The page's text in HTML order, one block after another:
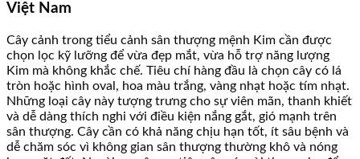
Việt Nam
Cây cảnh trong tiểu cảnh sân thượng mệnh Kim cần được
chọn lọc kỹ lưỡng để vừa đẹp mắt, vừa hỗ trợ năng lượng
Kim mà không khắc chế. Tiêu chí hàng đầu là chọn cây có lá
tròn hoặc hình oval, hoa màu trắng, vàng nhạt hoặc tím nhạt.
Những loại cây này tượng trưng cho sự viên mãn, thanh khiết
và dễ dàng thích nghi với điều kiện nắng gắt, gió mạnh trên
sân thượng. Cây cần có khả năng chịu hạn tốt, ít sâu bệnh và
dễ chăm sóc vì không gian sân thượng thường khô và nóng